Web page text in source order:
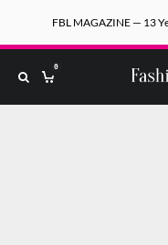
FBL MAGAZINE — 13
0